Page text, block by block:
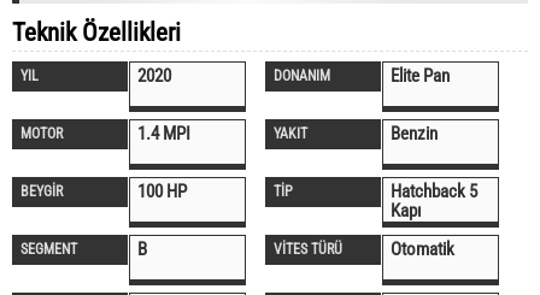
Teknik Özellikleri
YIL 2020 DONANIM Elite Pan
MOTOR 1.4 MPI YAKIT Benzin
BEYGİR 100 HP TİP
Hatchback 5
Kapı
SEGMENT B VİTES TÜRÜ Otomatik